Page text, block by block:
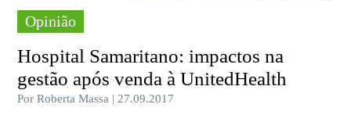
Opinião
Hospital Samaritano: impactos na
gestão após venda à UnitedHealth
Por Roberta Massa | 27.09.2017